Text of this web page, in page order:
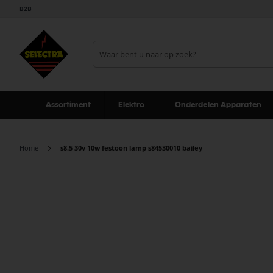
B2B
Assortiment Elektro Onderdelen Apparaten
Home s8.5 30v 10w festoon lamp s84530010 bailey